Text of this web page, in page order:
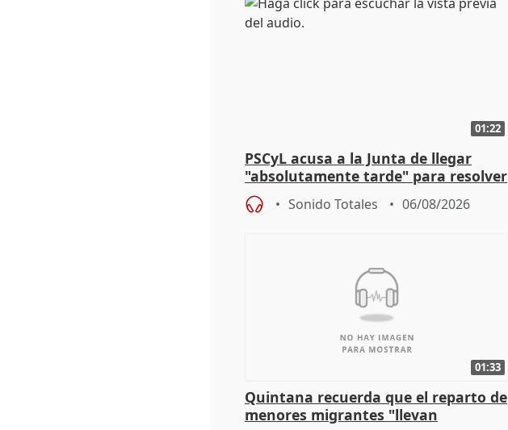
01:22
PSCyL acusa a la Junta de llegar
"absolutamente tarde" para resolver
problemas como Newcastle
Sonido Totales 06/08/2026
01:33
Quintana recuerda que el reparto de
menores migrantes "llevan